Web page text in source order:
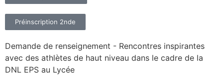
Préinscription 2nde
Demande de renseignement - Rencontres inspirantes
avec des athlètes de haut niveau dans le cadre de la
DNL EPS au Lycée